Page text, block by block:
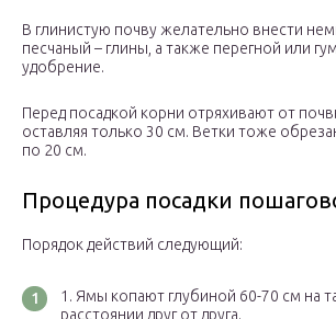
В глинистую почву желательно внести
песчаный – глины, а также перегной или
удобрение.
Перед посадкой корни отряхивают от
оставляя только 30 см. Ветки тоже
по 20 см.
Процедура посадки
Порядок действий следующий:
Ямы копают глубиной 60-70 см на
расстоянии друг от друга.